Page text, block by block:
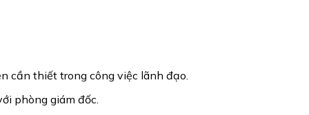
cần thiết trong công việc lãnh đạo.
phòng giám đốc.